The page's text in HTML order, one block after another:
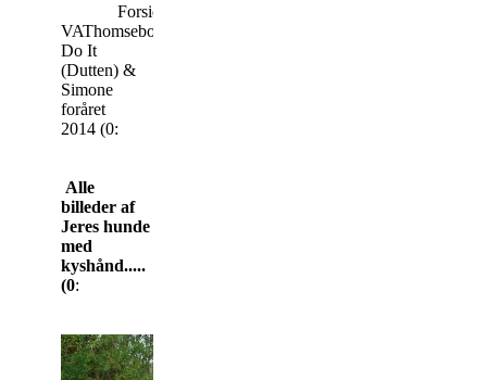
Forsidefotos:
VAThomsebo
Do It
(Dutten) &
Simone
foråret
2014 (0:
Alle
billeder af
Jeres hunde modtages
med
kyshånd.....
(0: